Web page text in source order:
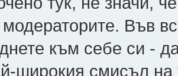
модераторите. Във
към себе си -
широкия смисъл